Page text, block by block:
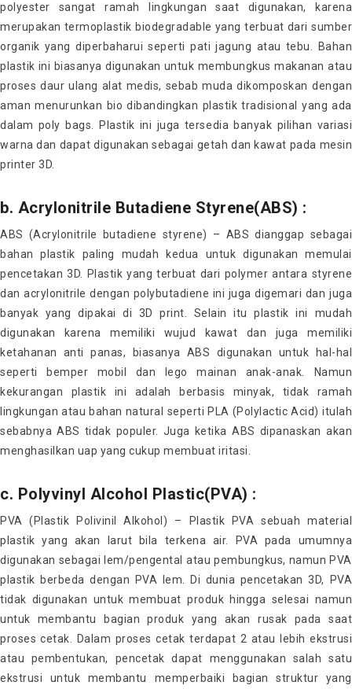
polyester sangat ramah lingkungan saat digunakan, karena
merupakan termoplastik biodegradable yang terbuat dari sumber
organik yang diperbaharui seperti pati jagung atau tebu. Bahan
plastik ini biasanya digunakan untuk membungkus makanan atau
proses daur ulang alat medis, sebab muda dikomposkan dengan
aman menurunkan bio dibandingkan plastik tradisional yang ada
dalam poly bags. Plastik ini juga tersedia banyak pilihan variasi
warna dan dapat digunakan sebagai getah dan kawat pada mesin
printer 3D.
b. Acrylonitrile Butadiene Styrene(ABS) :
ABS (Acrylonitrile butadiene styrene) – ABS dianggap sebagai
bahan plastik paling mudah kedua untuk digunakan memulai
pencetakan 3D. Plastik yang terbuat dari polymer antara styrene
dan acrylonitrile dengan polybutadiene ini juga digemari dan juga
banyak yang dipakai di 3D print. Selain itu plastik ini mudah
digunakan karena memiliki wujud kawat dan juga memiliki
ketahanan anti panas, biasanya ABS digunakan untuk hal-hal
seperti bemper mobil dan lego mainan anak-anak. Namun
kekurangan plastik ini adalah berbasis minyak, tidak ramah
lingkungan atau bahan natural seperti PLA (Polylactic Acid) itulah
sebabnya ABS tidak populer. Juga ketika ABS dipanaskan akan
menghasilkan uap yang cukup membuat iritasi.
c. Polyvinyl Alcohol Plastic(PVA) :
PVA (Plastik Polivinil Alkohol) – Plastik PVA sebuah material
plastik yang akan larut bila terkena air. PVA pada umumnya
digunakan sebagai lem/pengental atau pembungkus, namun PVA
plastik berbeda dengan PVA lem. Di dunia pencetakan 3D, PVA
tidak digunakan untuk membuat produk hingga selesai namun
untuk membantu bagian produk yang akan rusak pada saat
proses cetak. Dalam proses cetak terdapat 2 atau lebih ekstrusi
atau pembentukan, pencetak dapat menggunakan salah satu
ekstrusi untuk membantu memperbaiki bagian struktur yang